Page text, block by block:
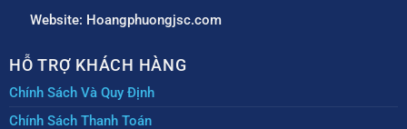
Website: Hoangphuongjsc.com
HỖ TRỢ KHÁCH HÀNG
Chính Sách Và Quy Định
Chính Sách Thanh Toán